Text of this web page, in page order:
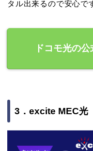
タル出来るので安心で
ドコモ光の
3．excite MEC光